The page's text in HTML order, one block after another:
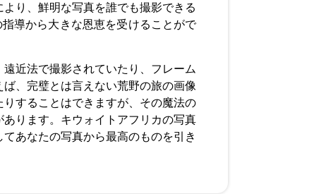
り、鮮明な写真を誰でも撮影できる
導から大きな恩恵を受けることがで
近法で撮影されていたり、フレーム
、完璧とは言えない荒野の旅の画像
することはできますが、その魔法の
ります。キウォイトアフリカの写真
あなたの写真から最高のものを引き